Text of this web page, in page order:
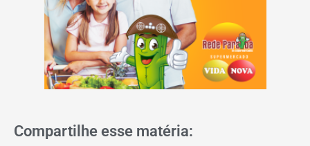
Compartilhe esse matéria: